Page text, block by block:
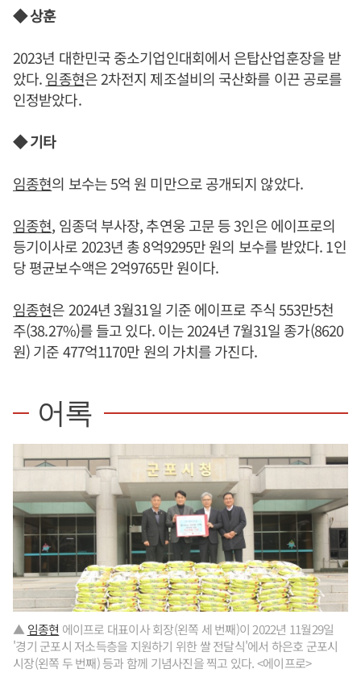
◆ 상훈
2023년 대한민국 중소기업인대회에서 은탑산업훈장을 받
았다.임종현은 2차전지 제조설비의 국산화를 이끈 공로를
인정받았다.
◆ 기타
임종현의 보수는 5억 원 미만으로 공개되지 않았다.
임종현, 임종덕 부사장, 추연웅 고문 등 3인은 에이프로의
등기이사로 2023년 총 8억9295만 원의 보수를 받았다. 1인
당 평균보수액은 2억9765만 원이다.
임종현은 2024년 3월31일 기준 에이프로 주식 553만5천
주(38.27%)를 들고 있다. 이는 2024년 7월31일 종가(8620
원) 기준 477억1170만 원의 가치를 가진다.
어록
▲임종현 에이프로 대표이사 회장(왼쪽 세 번째)이 2022년 11월29일
'경기 군포시 저소득층을 지원하기 위한 쌀 전달식'에서 하은호 군포시
시장(왼쪽 두 번째) 등과 함께 기념사진을 찍고 있다. <에이프로>